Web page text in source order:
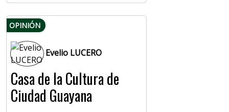
OPINIÓN
Evelio LUCERO
Casa de la Cultura de
Ciudad Guayana